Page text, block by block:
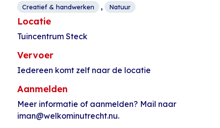
Creatief & handwerken , Natuur
Locatie
Tuincentrum Steck
Vervoer
Iedereen komt zelf naar de locatie
Aanmelden
Meer informatie of aanmelden? Mail naar
iman@welkominutrecht.nu.